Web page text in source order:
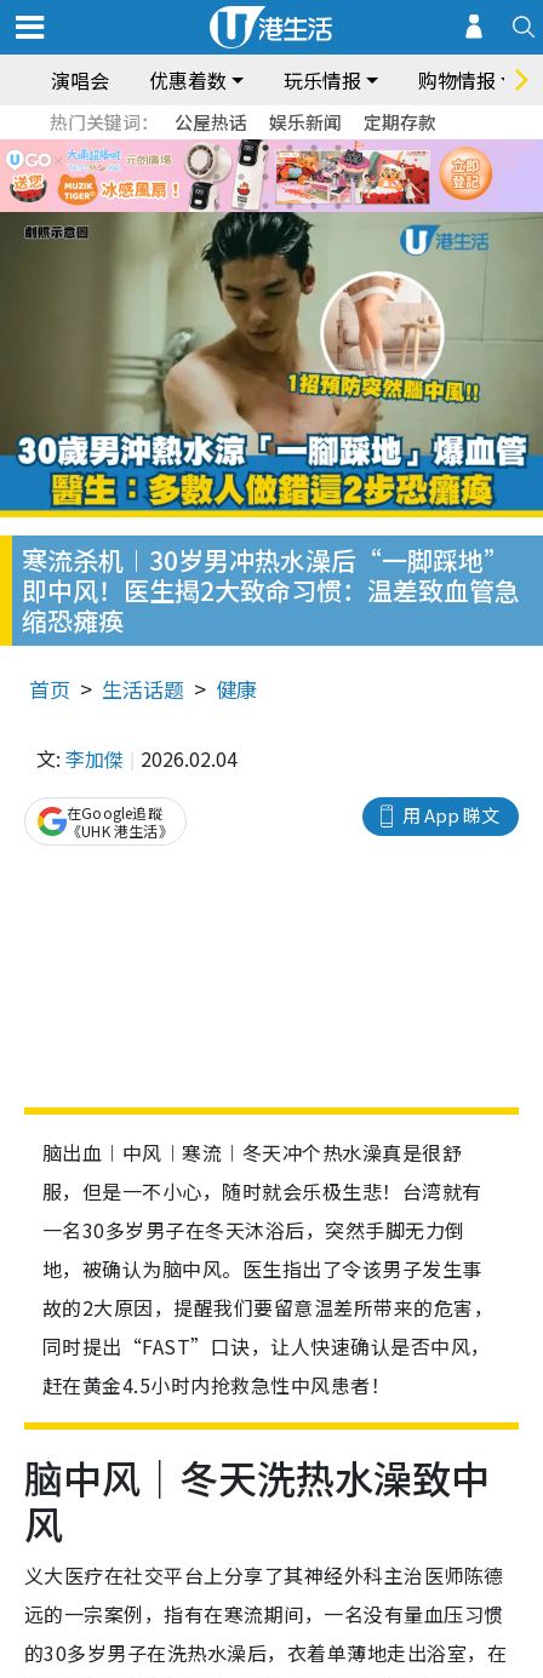
演唱会 优惠着数 玩乐情报 购物情报
热门关键词： 公屋热话 娱乐新闻 定期存款
寒流杀机︱30岁男冲热水澡后“一脚踩地”
即中风！医生揭2大致命习惯：温差致血管急
缩恐瘫痪
首页 生活话题 健康
文: 李加傑 2026.02.04
用 App 睇文
在Google追蹤
《UHK 港生活》
脑出血︱中风︱寒流︱冬天冲个热水澡真是很舒
服，但是一不小心，随时就会乐极生悲！台湾就有
一名30多岁男子在冬天沐浴后，突然手脚无力倒
地，被确认为脑中风。医生指出了令该男子发生事
故的2大原因，提醒我们要留意温差所带来的危害，
同时提出“FAST”口诀，让人快速确认是否中风，
赶在黄金4.5小时内抢救急性中风患者！
脑中风｜冬天洗热水澡致中
风
义大医疗在社交平台上分享了其神经外科主治医师陈德
远的一宗案例，指有在寒流期间，一名没有量血压习惯
的30多岁男子在洗热水澡后，衣着单薄地走出浴室，在